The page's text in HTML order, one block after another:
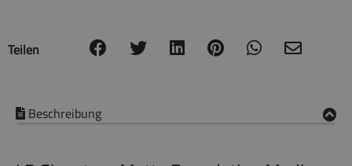
Teilen
Beschreibung